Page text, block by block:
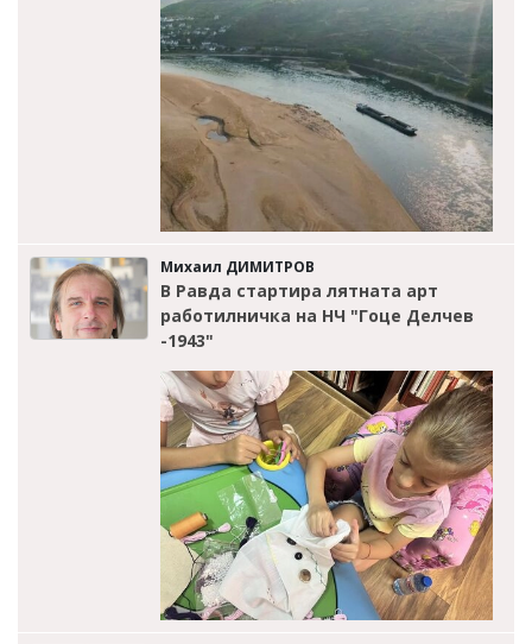
Михаил ДИМИТРОВ
В Равда стартира лятната арт
работилничка на НЧ "Гоце Делчев
-1943"